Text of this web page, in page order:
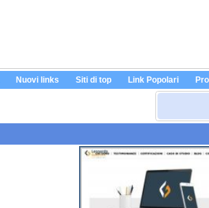
Nuovi links Siti di top Link Popolari